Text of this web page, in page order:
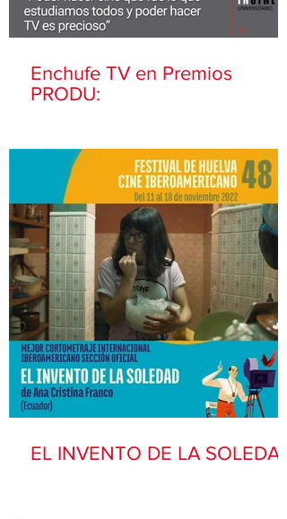
Enchufe TV en Premios
PRODU:
EL INVENTO DE LA SOLEDAD